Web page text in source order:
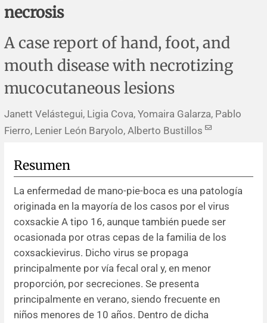
Impressum
Evaluaciones económicas
Notas metodológicas
Notas históricas y reseñas
Ensayos
Notas técnicas
Práctica clínica
Descripción
Política de cobros
Instrucciones para autores
Patrocinadores y financiamiento
Editores
Comité editorial
Resúmenes de congresos
Noticias
necrosis
A case report of hand, foot, and
mouth disease with necrotizing
mucocutaneous lesions
Janett Velástegui, Ligia Cova, Yomaira Galarza, Pablo
Fierro, Lenier León Baryolo, Alberto Bustillos
Resumen
La enfermedad de mano-pie-boca es una patología
originada en la mayoría de los casos por el virus
coxsackie A tipo 16, aunque también puede ser
ocasionada por otras cepas de la familia de los
coxsackievirus. Dicho virus se propaga
principalmente por vía fecal oral y, en menor
proporción, por secreciones. Se presenta
principalmente en verano, siendo frecuente en
niños menores de 10 años. Dentro de dicha